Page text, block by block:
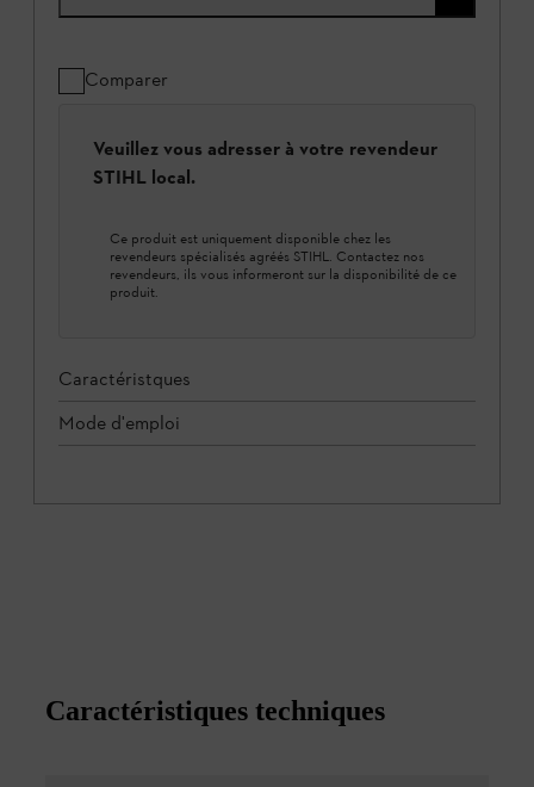
Comparer
Veuillez vous adresser à votre revendeur
STIHL local.
Ce produit est uniquement disponible chez les
revendeurs spécialisés agréés STIHL. Contactez nos
revendeurs, ils vous informeront sur la disponibilité de ce
produit.
Caractéristques
Mode d'emploi
Caractéristiques techniques